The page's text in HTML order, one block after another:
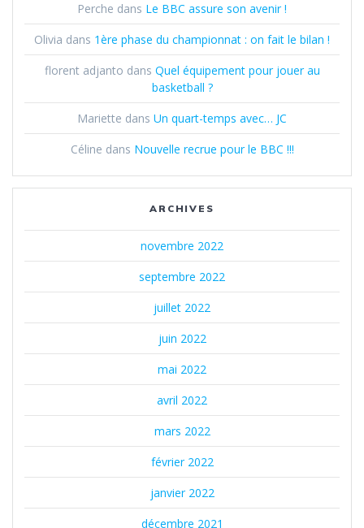
Perche dans Le BBC assure son avenir !
Olivia dans 1ère phase du championnat : on fait le bilan !
florent adjanto dans Quel équipement pour jouer au
basketball ?
Mariette dans Un quart-temps avec… JC
Céline dans Nouvelle recrue pour le BBC !!!
ARCHIVES
novembre 2022
septembre 2022
juillet 2022
juin 2022
mai 2022
avril 2022
mars 2022
février 2022
janvier 2022
décembre 2021